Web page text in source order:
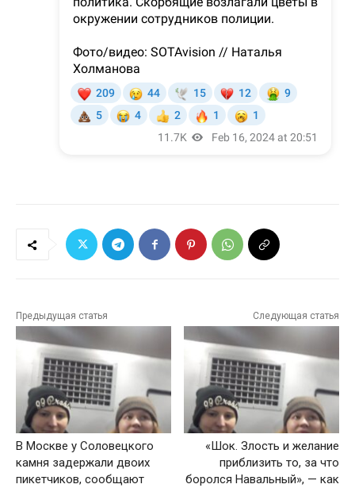
Предыдущая статья
В Москве у Соловецкого
камня задержали двоих
пикетчиков, сообщают
Следующая статья
«Шок. Злость и желание
приблизить то, за что
боролся Навальный», — как